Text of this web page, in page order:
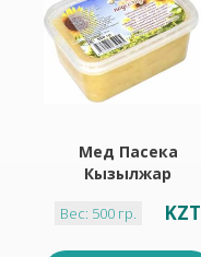
Мед Пасека
Кызылжар
Вес: 500 гр. KZT